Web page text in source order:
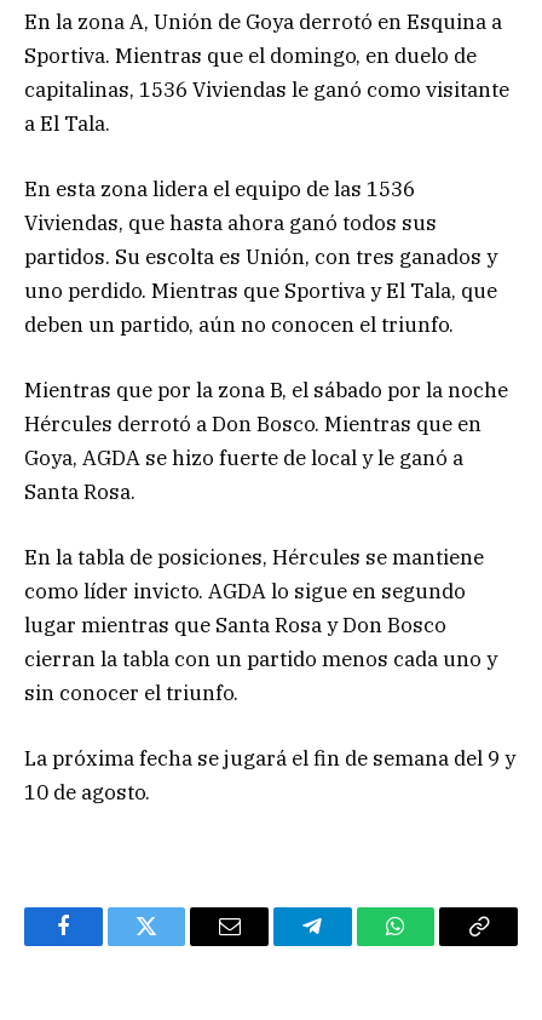
En la zona A, Unión de Goya derrotó en Esquina a
Sportiva. Mientras que el domingo, en duelo de
capitalinas, 1536 Viviendas le ganó como visitante
a El Tala.
En esta zona lidera el equipo de las 1536
Viviendas, que hasta ahora ganó todos sus
partidos. Su escolta es Unión, con tres ganados y
uno perdido. Mientras que Sportiva y El Tala, que
deben un partido, aún no conocen el triunfo.
Mientras que por la zona B, el sábado por la noche
Hércules derrotó a Don Bosco. Mientras que en
Goya, AGDA se hizo fuerte de local y le ganó a
Santa Rosa.
En la tabla de posiciones, Hércules se mantiene
como líder invicto. AGDA lo sigue en segundo
lugar mientras que Santa Rosa y Don Bosco
cierran la tabla con un partido menos cada uno y
sin conocer el triunfo.
La próxima fecha se jugará el fin de semana del 9 y
10 de agosto.
FacebookTwitter Email TelegramWhatsAppCopy